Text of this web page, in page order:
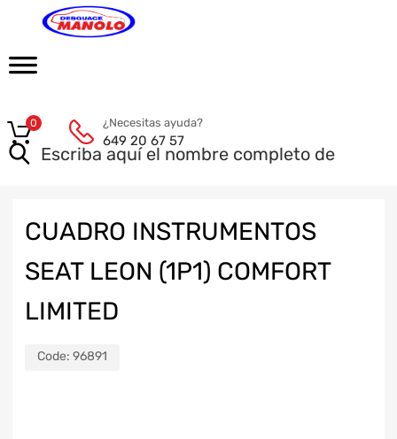
¿Necesitas ayuda?
649 20 67 57
0
CUADRO INSTRUMENTOS
SEAT LEON (1P1) COMFORT
LIMITED
Code: 96891